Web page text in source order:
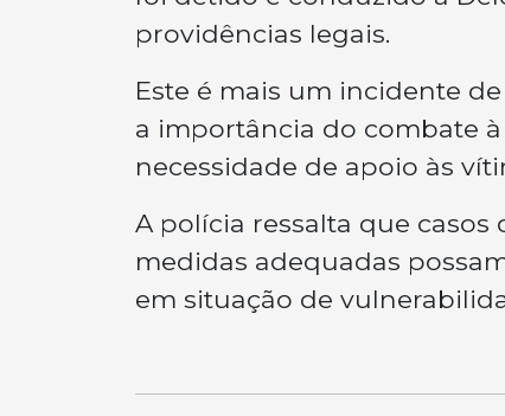
providências legais.
Este é mais um incidente
a importância do combate
necessidade de apoio às
A polícia ressalta que
medidas adequadas
em situação de